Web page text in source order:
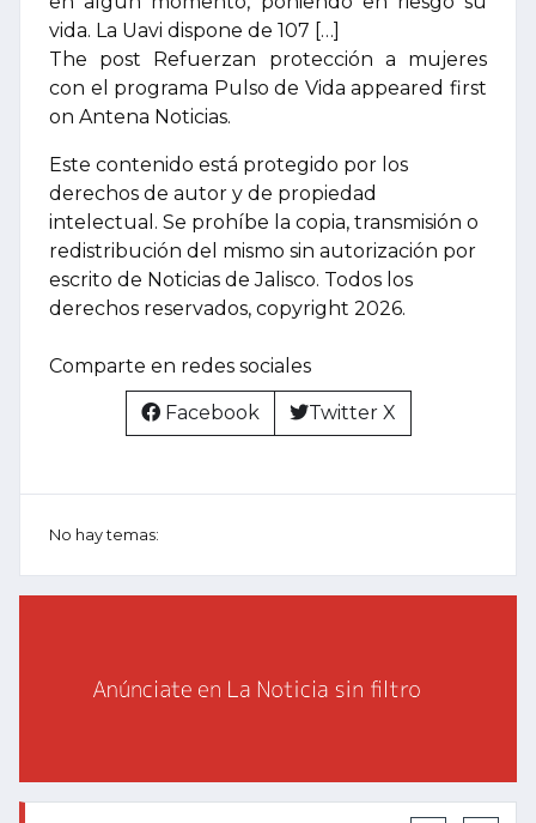
vida. La Uavi dispone de 107 […]
The post Refuerzan protección a mujeres
con el programa Pulso de Vida appeared first
on Antena Noticias.
Este contenido está protegido por los
derechos de autor y de propiedad
intelectual. Se prohíbe la copia, transmisión o
redistribución del mismo sin autorización por
escrito de Noticias de Jalisco. Todos los
derechos reservados, copyright 2026.
Comparte en redes sociales
Facebook Twitter X
No hay temas: